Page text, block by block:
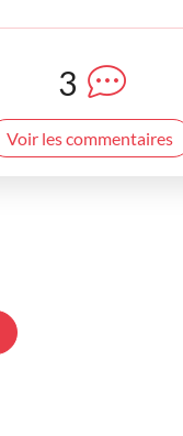
3
Voir les commentaires